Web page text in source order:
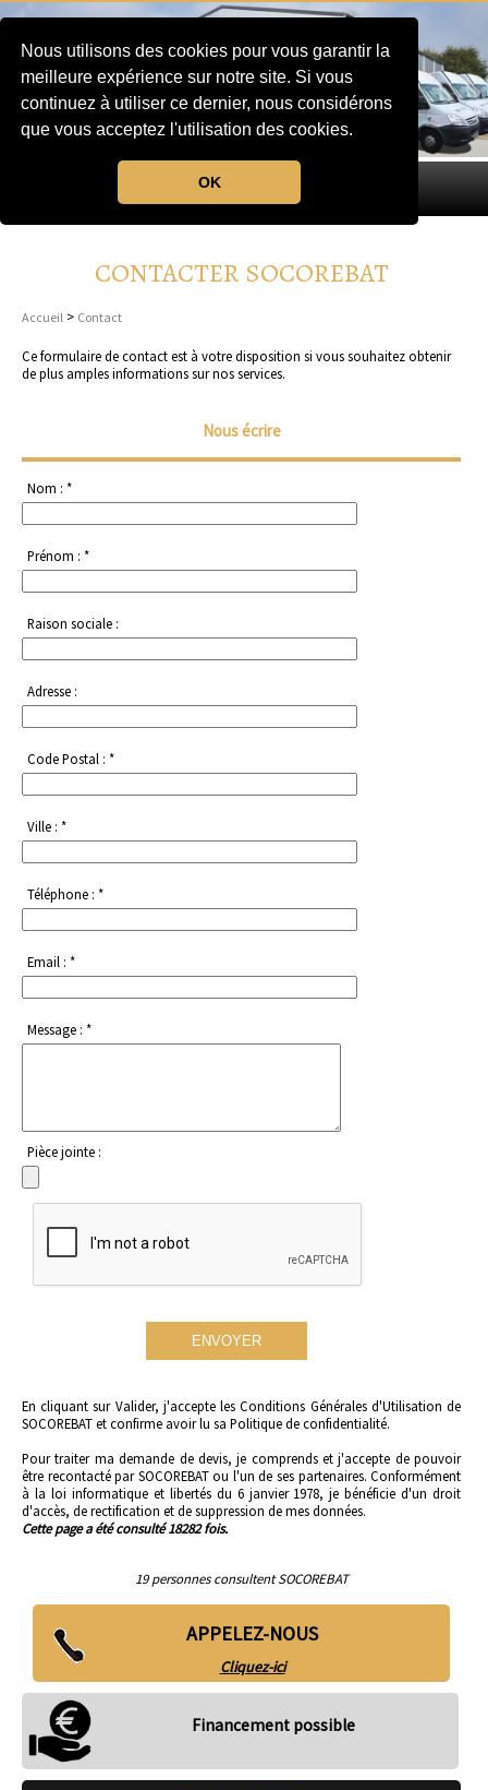
Nous utilisons des cookies pour vous garantir la
meilleure expérience sur notre site. Si vous
continuez à utiliser ce dernier, nous considérons
que vous acceptez l'utilisation des cookies.
OKMENU
CONTACTER SOCOREBAT
Accueil > Contact
Ce formulaire de contact est à votre disposition si vous souhaitez obtenir
de plus amples informations sur nos services.
Nous écrire
Nom : *
Prénom : *
Raison sociale :
Adresse :
Code Postal : *
Ville : *
Téléphone : *
Email : *
Message : *
Pièce jointe :
En cliquant sur Valider, j'accepte lesConditions Générales d'Utilisation de
SOCOREBAT et confirme avoir lu sa Politique de confidentialité.
Pour traiter ma demande de devis, je comprends et j'accepte de pouvoir
être recontacté par SOCOREBAT ou l'un de ses partenaires. Conformément
à la loi informatique et libertés du 6 janvier 1978, je bénéficie d'un droit
d'accès, de rectification et de suppression de mes données.
Cette page a été consulté 18282 fois.
19 personnes consultent SOCOREBAT
APPELEZ-NOUS
Cliquez-ici
Financement possible